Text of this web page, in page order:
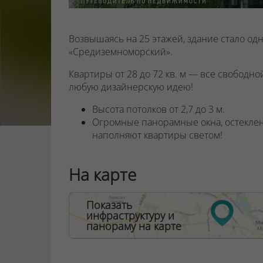
Возвышаясь на 25 этажей, здание стало
«Средиземноморский».
Квартиры от 28 до 72 кв. м — все
любую дизайнерскую идею!
Высота потолков от 2,7 до 3 м.
Огромные панорамные окна,
наполняют квартиры светом!
Три лифта известной компании
Дизайнерское лобби-рецепция со
удобствами: зоной ожидания гостей
столиком.
Отдельный бокс для хранения
детских колясок. Кстати, парковки
придомовой территории.
На карте
Показать
инфраструктуру и
панораму на карте